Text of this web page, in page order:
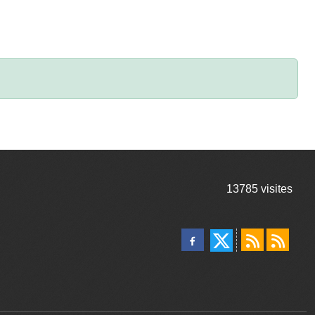
13785 visites